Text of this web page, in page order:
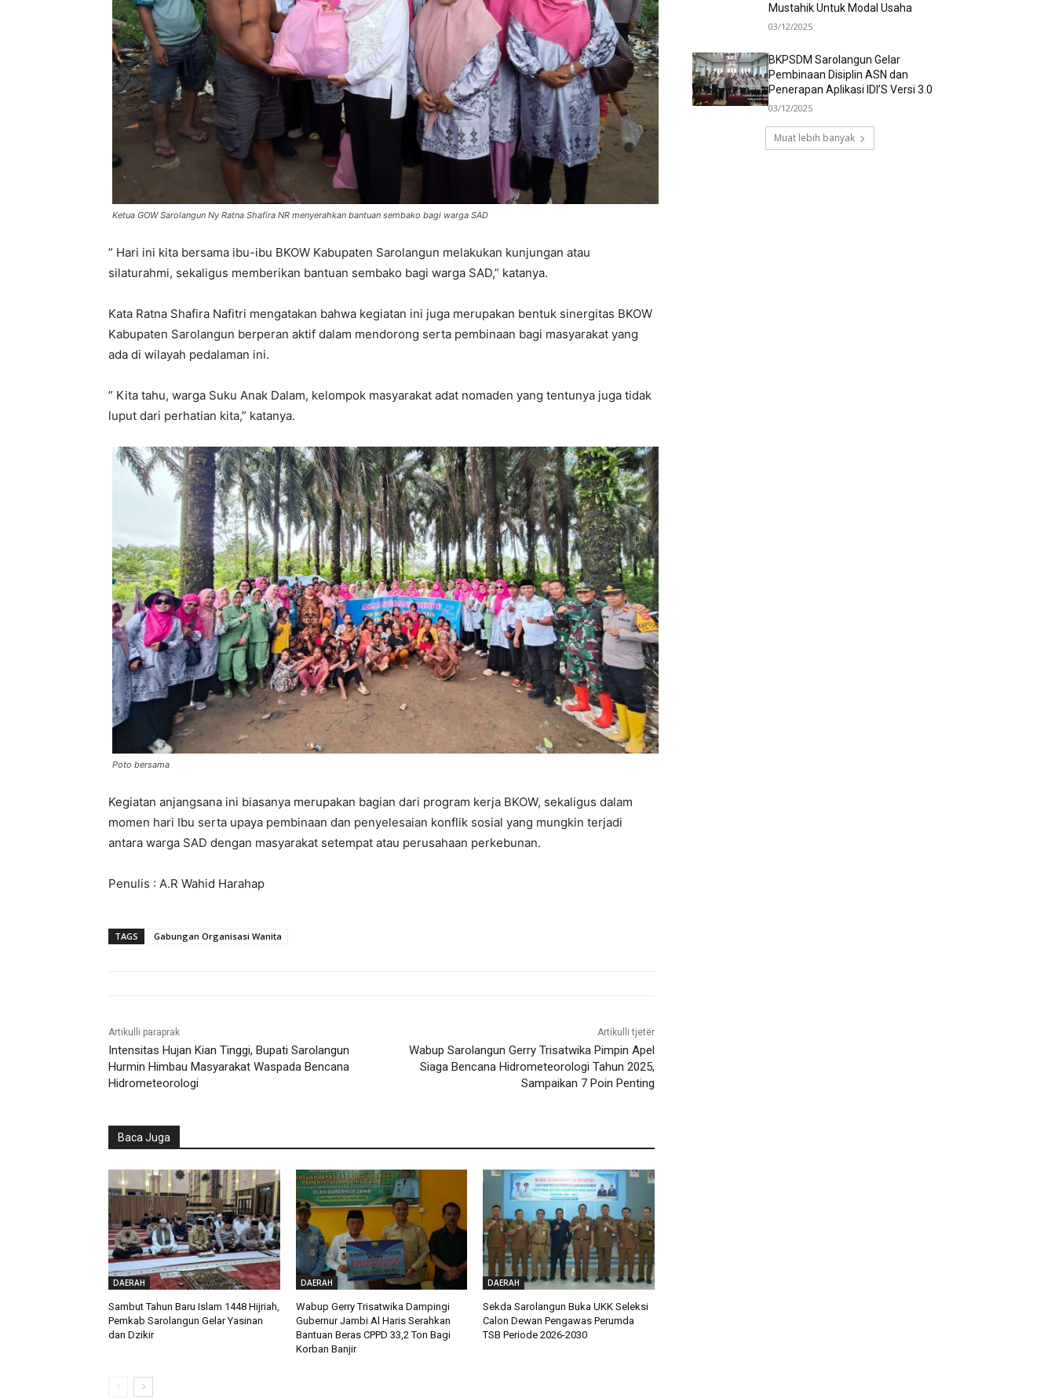
Ketua GOW Sarolangun Ny Ratna Shafira NR menyerahkan bantuan sembako bagi warga SAD
” Hari ini kita bersama ibu-ibu BKOW Kabupaten Sarolangun melakukan kunjungan atau
silaturahmi, sekaligus memberikan bantuan sembako bagi warga SAD,” katanya.
Kata Ratna Shafira Nafitri mengatakan bahwa kegiatan ini juga merupakan bentuk sinergitas BKOW
Kabupaten Sarolangun berperan aktif dalam mendorong serta pembinaan bagi masyarakat yang
ada di wilayah pedalaman ini.
” Kita tahu, warga Suku Anak Dalam, kelompok masyarakat adat nomaden yang tentunya juga tidak
luput dari perhatian kita,” katanya.
Poto bersama
Kegiatan anjangsana ini biasanya merupakan bagian dari program kerja BKOW, sekaligus dalam
momen hari Ibu serta upaya pembinaan dan penyelesaian konflik sosial yang mungkin terjadi
antara warga SAD dengan masyarakat setempat atau perusahaan perkebunan.
Penulis : A.R Wahid Harahap
TAGS Gabungan Organisasi Wanita
Artikulli paraprak
Intensitas Hujan Kian Tinggi, Bupati Sarolangun
Hurmin Himbau Masyarakat Waspada Bencana
Hidrometeorologi
Artikulli tjetër
Wabup Sarolangun Gerry Trisatwika Pimpin Apel
Siaga Bencana Hidrometeorologi Tahun 2025,
Sampaikan 7 Poin Penting
Baca Juga
DAERAH
Sambut Tahun Baru Islam 1448 Hijriah,
Pemkab Sarolangun Gelar Yasinan
dan Dzikir
DAERAH
Wabup Gerry Trisatwika Dampingi
Gubernur Jambi Al Haris Serahkan
Bantuan Beras CPPD 33,2 Ton Bagi
Korban Banjir
DAERAH
Sekda Sarolangun Buka UKK Seleksi
Calon Dewan Pengawas Perumda
TSB Periode 2026-2030
Mustahik Untuk Modal Usaha
03/12/2025
BKPSDM Sarolangun Gelar
Pembinaan Disiplin ASN dan
Penerapan Aplikasi IDI’S Versi 3.0
03/12/2025
Muat lebih banyak